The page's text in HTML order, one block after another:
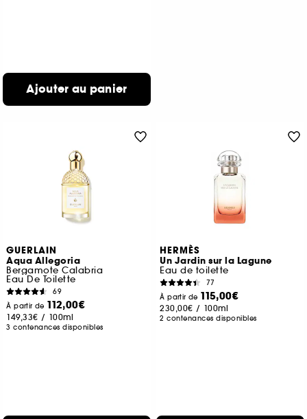
Ajouter au panier
GUERLAIN
Aqua Allegoria
Bergamote Calabria
Eau De Toilette
69
À partir de 112,00€
149,33€ / 100ml
3 contenances disponibles
HERMÈS
Un Jardin sur la Lagune
Eau de toilette
77
À partir de 115,00€
230,00€ / 100ml
2 contenances disponibles